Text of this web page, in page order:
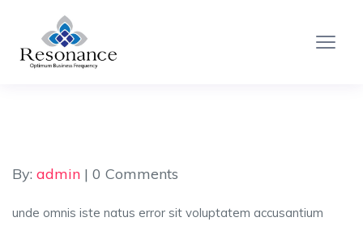
By: admin | 0 Comments
unde omnis iste natus error sit voluptatem accusantium